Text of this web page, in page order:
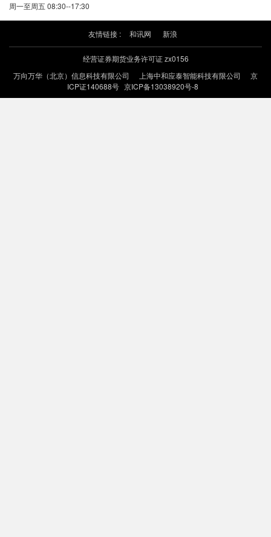
周一至周五 08:30--17:30
友情链接 : 和讯网 新浪
经营证券期货业务许可证 zx0156
万向万华（北京）信息科技有限公司
上海中和应泰智能科技有限公司
京
ICP证140688号 京ICP备13038920号-8